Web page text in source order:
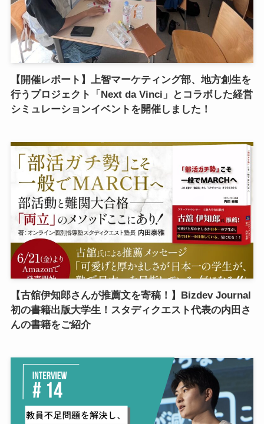
【開催レポート】上智マーケティング部、地方創生を
行うプロジェクト「Next da Vinci」とコラボした経営
シミュレーションイベントを開催しました！
【古舘伊知郎さんが推薦文を寄稿！】Bizdev Journal
初の書籍出版大学生！スタディクエスト代表の内田さ
んの書籍をご紹介